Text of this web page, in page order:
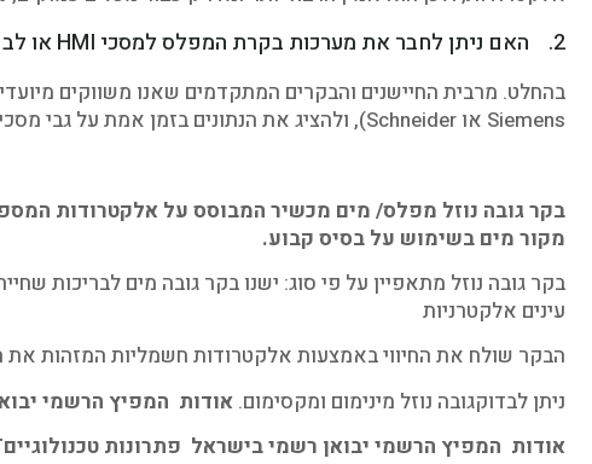
2. האם ניתן לחבר את מערכות בקרת המפלס למסכי HMI או לבקר PLC ראשי?
בהחלט. מרבית החיישנים והבקרים המתקדמים שאנו משווקים
Siemens או Schneider), ולהציג את הנתונים בזמן אמת על גבי מסכי HMI לנוחות המפעיל, מה שמאפשר קבלת החלטות מהירה ותחזוקה חזויה.
בקר גובה נוזל מפלס/ מים מכשיר המבוסס על אלקטרודות
מקור מים בשימוש על בסיס קבוע.
בקר גובה נוזל מתאפיין על פי סוג: ישנו בקר גובה מים לבריכות
עינים אלקטרניות
הבקר שולח את החיווי באמצעות אלקטרודות חשמליות המזהות את
ניתן לבדוקגובה נוזל מינימום ומקסימום. אודות המפיץ הרשמי
אודות המפיץ הרשמי יבואן רשמי בישראל פתרונות טכנולוגיים